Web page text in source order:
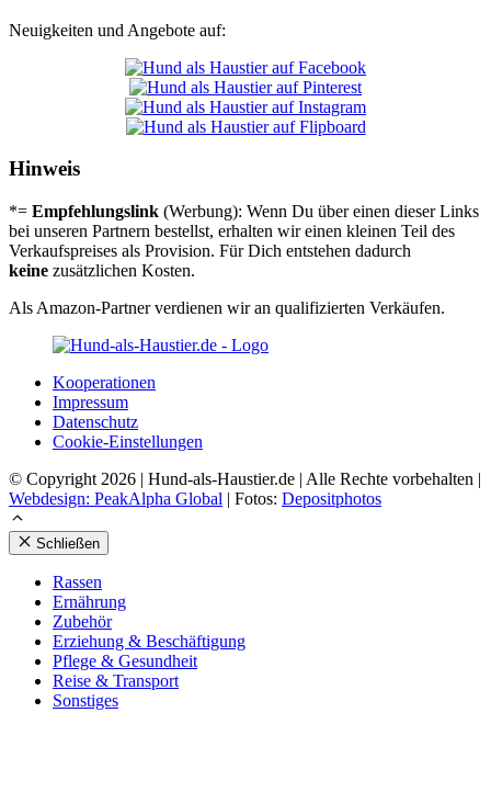
Neuigkeiten und Angebote auf:
Hinweis
*= Empfehlungslink (Werbung): Wenn Du über einen dieser Links
bei unseren Partnern bestellst, erhalten wir einen kleinen Teil des
Verkaufspreises als Provision. Für Dich entstehen dadurch
keine zusätzlichen Kosten.
Als Amazon-Partner verdienen wir an qualifizierten Verkäufen.
Koope­ra­tio­nen
Impres­sum
Daten­schutz
Coo­kie-Ein­stel­lun­gen
© Copyright 2026 | Hund-als-Haustier.de | Alle Rechte vorbehalten |
Webdesign: PeakAlpha Global | Fotos: Depositphotos
Schließen
Ras­sen
Ernäh­rung
Zube­hör
Erzie­hung & Beschäf­ti­gung
Pfle­ge & Gesund­heit
Rei­se & Trans­port
Sons­ti­ges